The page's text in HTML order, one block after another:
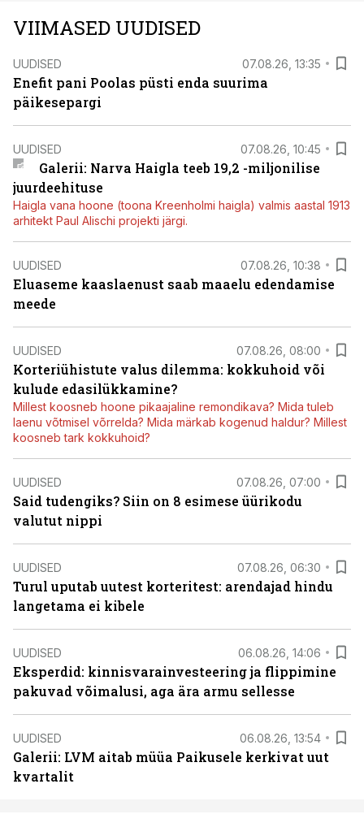
VIIMASED UUDISED
UUDISED 07.08.26, 13:35
Enefit pani Poolas püsti enda suurima
päikesepargi
UUDISED 07.08.26, 10:45
Galerii: Narva Haigla teeb 19,2 -miljonilise
juurdeehituse
Haigla vana hoone (toona Kreenholmi haigla) valmis aastal 1913
arhitekt Paul Alischi projekti järgi.
UUDISED 07.08.26, 10:38
Eluaseme kaaslaenust saab maaelu edendamise
meede
UUDISED 07.08.26, 08:00
Korteriühistute valus dilemma: kokkuhoid või
kulude edasilükkamine?
Millest koosneb hoone pikaajaline remondikava? Mida tuleb
laenu võtmisel võrrelda? Mida märkab kogenud haldur? Millest
koosneb tark kokkuhoid?
UUDISED 07.08.26, 07:00
Said tudengiks? Siin on 8 esimese üürikodu
valutut nippi
UUDISED 07.08.26, 06:30
Turul uputab uutest korteritest: arendajad hindu
langetama ei kibele
UUDISED 06.08.26, 14:06
Eksperdid: kinnisvarainvesteering ja flippimine
pakuvad võimalusi, aga ära armu sellesse
UUDISED 06.08.26, 13:54
Galerii: LVM aitab müüa Paikusele kerkivat uut
kvartalit